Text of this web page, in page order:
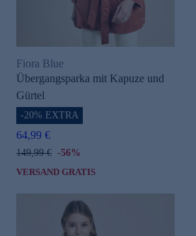
Fiora Blue
Übergangsparka mit Kapuze und
Gürtel
-20% EXTRA
64,99 €
149,99 € -56%
VERSAND GRATIS